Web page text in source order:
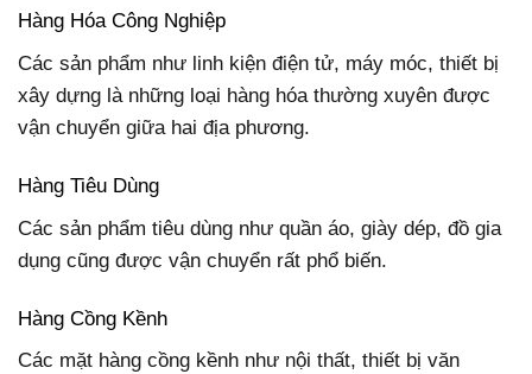
Hàng Hóa Công Nghiệp
Các sản phẩm như linh kiện điện tử, máy móc, thiết bị
xây dựng là những loại hàng hóa thường xuyên được
vận chuyển giữa hai địa phương.
Hàng Tiêu Dùng
Các sản phẩm tiêu dùng như quần áo, giày dép, đồ gia
dụng cũng được vận chuyển rất phổ biến.
Hàng Cồng Kềnh
Các mặt hàng cồng kềnh như nội thất, thiết bị văn